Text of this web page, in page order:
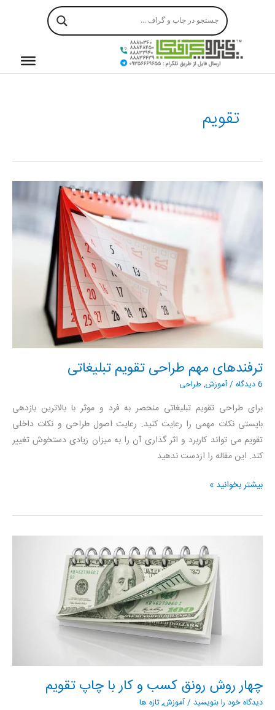
تقویم
ترفندهای مهم طراحی تقویم تبلیغاتی
6 دیدگاه /آموزش, طراحی
برای طراحی تقویم تبلیغاتی منحصر به فرد و موثر با بالاترین بازدهی
بایستی نکات مهمی را رعایت کنید. رعایت اصول طراحی و نکات داخلی
تقویم می تواند کاربرد و اثر گذاری آن را به میزان زیادی دستخوش تغییر
کند. این مقاله را ازدست ندهید
ترفندهای
طراحی
تقویم
بیشتر بخوانید »
چهار روش رونق کسب و کار با چاپ تقویم
دیدگاه‌ خود را بنویسید /آموزش,تازه ها